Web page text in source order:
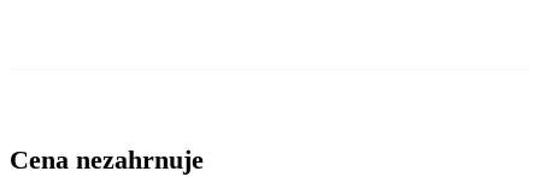
Cena nezahrnuje